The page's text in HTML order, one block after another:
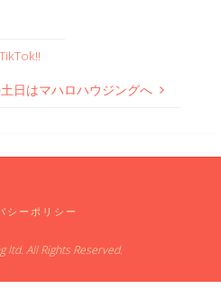
日はマハロハウジングへ
シーポリシー
ltd. All Rights Reserved.